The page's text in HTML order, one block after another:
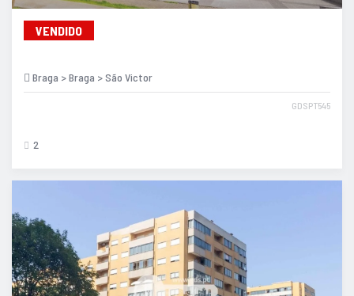
VENDIDO
Braga > Braga > São Victor
GDSPT545
2